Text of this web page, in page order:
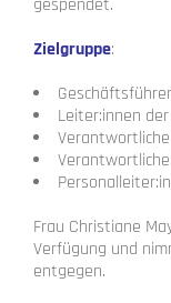
gespendet.
Zielgruppe:
Leiter:innen
Frau Christiane
Verfügung und
entgegen.